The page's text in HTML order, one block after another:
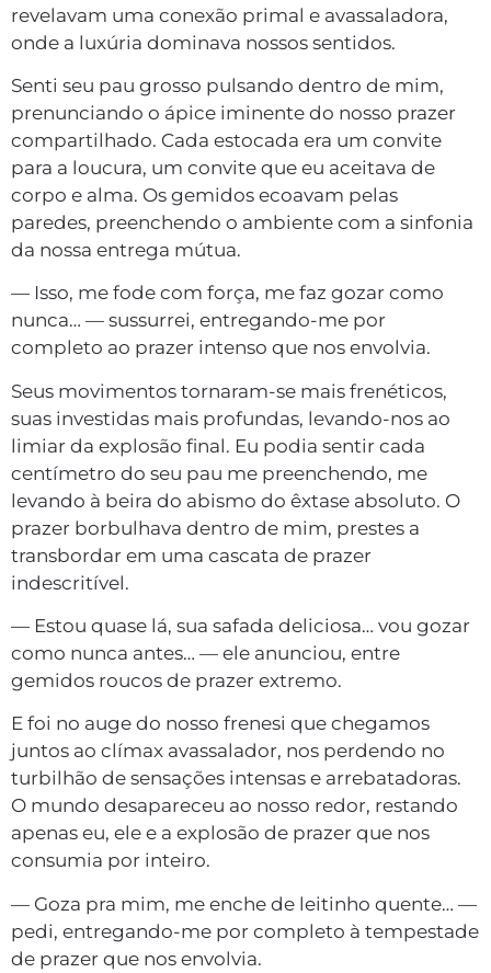
revelavam uma conexão primal e avassaladora,
onde a luxúria dominava nossos sentidos.
Senti seu pau grosso pulsando dentro de mim,
prenunciando o ápice iminente do nosso prazer
compartilhado. Cada estocada era um convite
para a loucura, um convite que eu aceitava de
corpo e alma. Os gemidos ecoavam pelas
paredes, preenchendo o ambiente com a sinfonia
da nossa entrega mútua.
— Isso, me fode com força, me faz gozar como
nunca… — sussurrei, entregando-me por
completo ao prazer intenso que nos envolvia.
Seus movimentos tornaram-se mais frenéticos,
suas investidas mais profundas, levando-nos ao
limiar da explosão final. Eu podia sentir cada
centímetro do seu pau me preenchendo, me
levando à beira do abismo do êxtase absoluto. O
prazer borbulhava dentro de mim, prestes a
transbordar em uma cascata de prazer
indescritível.
— Estou quase lá, sua safada deliciosa… vou gozar
como nunca antes… — ele anunciou, entre
gemidos roucos de prazer extremo.
E foi no auge do nosso frenesi que chegamos
juntos ao clímax avassalador, nos perdendo no
turbilhão de sensações intensas e arrebatadoras.
O mundo desapareceu ao nosso redor, restando
apenas eu, ele e a explosão de prazer que nos
consumia por inteiro.
— Goza pra mim, me enche de leitinho quente… —
pedi, entregando-me por completo à tempestade
de prazer que nos envolvia.